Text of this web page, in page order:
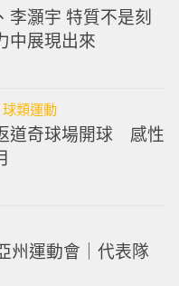
李灝宇 特質不是刻
中展現出來
球類運動
道奇球場開球 感性
州運動會｜代表隊